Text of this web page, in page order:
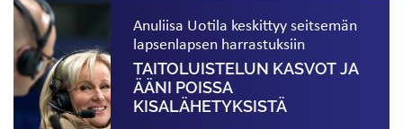
Anuliisa Uotila keskittyy seitsemän
lapsenlapsen harrastuksiin
TAITOLUISTELUN KASVOT JA
ÄÄNI POISSA
KISALÄHETYKSISTÄ